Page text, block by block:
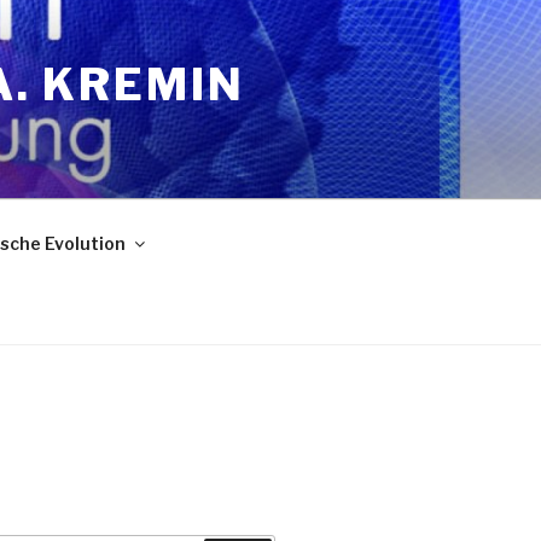
KREMIN
Evolution